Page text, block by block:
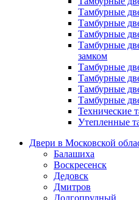
Тамбурные
Тамбурные
Тамбурные
Тамбурные
замком
Тамбурные
Тамбурные
Тамбурные
Тамбурные
Технические
Утепленные
Двери в Московской
Балашиха
Воскресенск
Дедовск
Дмитров
Долгопрудный